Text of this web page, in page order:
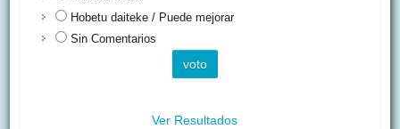
Hobetu daiteke / Puede mejorar
Sin Comentarios
Ver Resultados